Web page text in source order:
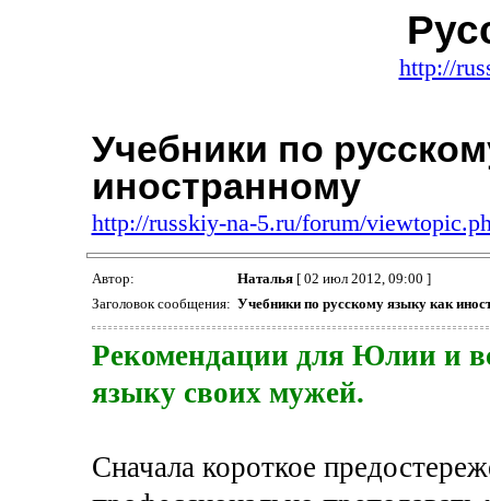
http://
Учебники по
иностранному
http://russkiy-na-5.ru/forum/
Автор: Наталья[ 02 июл 2012, 09:00 ]
Заголовок сообщения: Учебники по русскому языку как
Рекомендации для Юлии и
языку своих мужей.
Сначала короткое